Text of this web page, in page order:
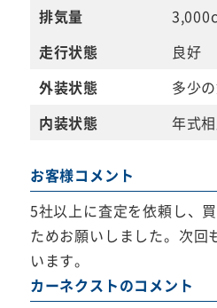
排気量
走行状態
良好
外装状態
多少
内装状態
年式
お客様コメント
5社以上に査定を依頼し、
ためお願いしました。次回
います。
カーネクストのコメント